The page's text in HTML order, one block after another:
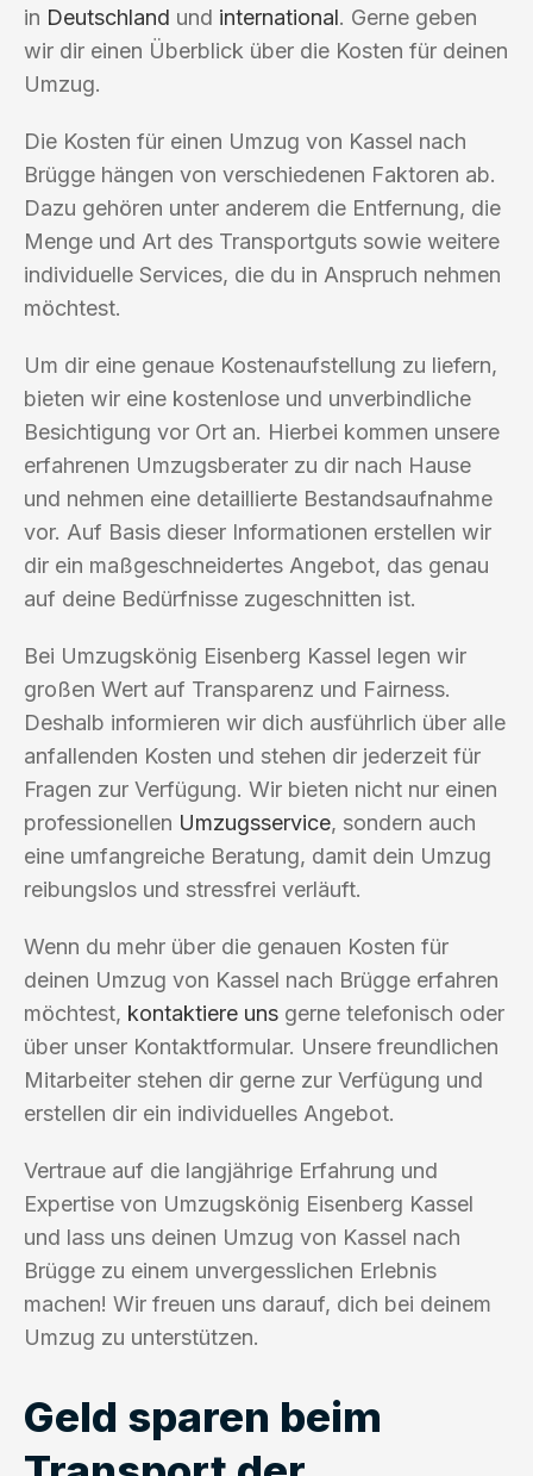
in Deutschland und international. Gerne geben
wir dir einen Überblick über die Kosten für deinen
Umzug.
Die Kosten für einen Umzug von Kassel nach
Brügge hängen von verschiedenen Faktoren ab.
Dazu gehören unter anderem die Entfernung, die
Menge und Art des Transportguts sowie weitere
individuelle Services, die du in Anspruch nehmen
möchtest.
Um dir eine genaue Kostenaufstellung zu liefern,
bieten wir eine kostenlose und unverbindliche
Besichtigung vor Ort an. Hierbei kommen unsere
erfahrenen Umzugsberater zu dir nach Hause
und nehmen eine detaillierte Bestandsaufnahme
vor. Auf Basis dieser Informationen erstellen wir
dir ein maßgeschneidertes Angebot, das genau
auf deine Bedürfnisse zugeschnitten ist.
Bei Umzugskönig Eisenberg Kassel legen wir
großen Wert auf Transparenz und Fairness.
Deshalb informieren wir dich ausführlich über alle
anfallenden Kosten und stehen dir jederzeit für
Fragen zur Verfügung. Wir bieten nicht nur einen
professionellen Umzugsservice, sondern auch
eine umfangreiche Beratung, damit dein Umzug
reibungslos und stressfrei verläuft.
Wenn du mehr über die genauen Kosten für
deinen Umzug von Kassel nach Brügge erfahren
möchtest, kontaktiere uns gerne telefonisch oder
über unser Kontaktformular. Unsere freundlichen
Mitarbeiter stehen dir gerne zur Verfügung und
erstellen dir ein individuelles Angebot.
Vertraue auf die langjährige Erfahrung und
Expertise von Umzugskönig Eisenberg Kassel
und lass uns deinen Umzug von Kassel nach
Brügge zu einem unvergesslichen Erlebnis
machen! Wir freuen uns darauf, dich bei deinem
Umzug zu unterstützen.
Geld sparen beim